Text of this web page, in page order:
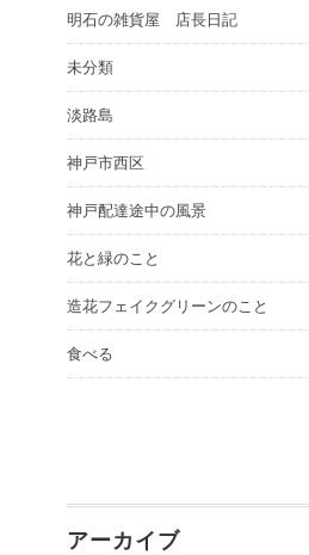
明石の雑貨屋 店長日記
未分類
淡路島
神戸市西区
神戸配達途中の風景
花と緑のこと
造花フェイクグリーンのこと
食べる
アーカイブ